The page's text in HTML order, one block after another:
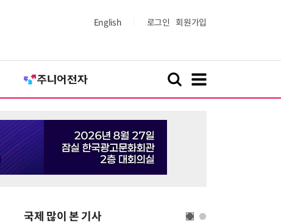
English 로그인 회원가입
국제 많이 본 기사